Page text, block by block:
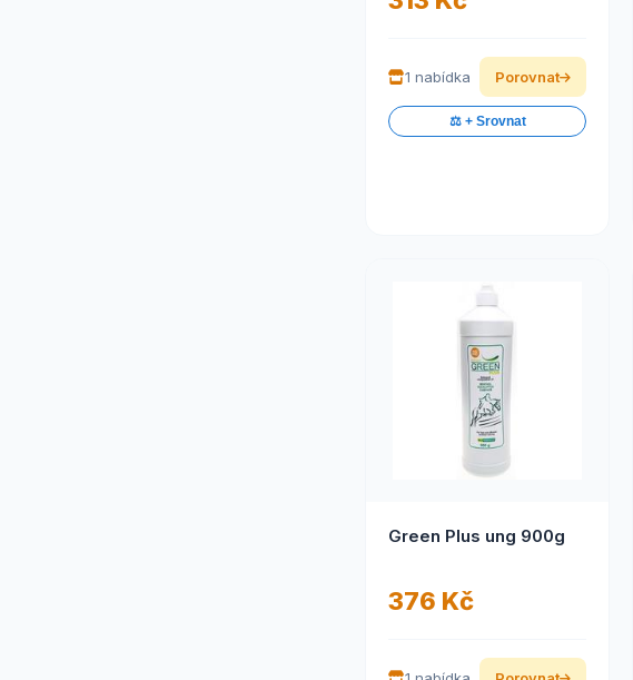
1 nabídka Porovnat
⚖️ + Srovnat
Green Plus ung 900g
376 Kč